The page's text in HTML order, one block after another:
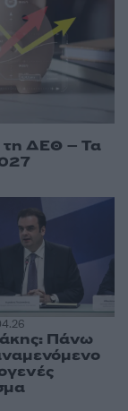
τη ΔΕΘ – Τα
Πάνω